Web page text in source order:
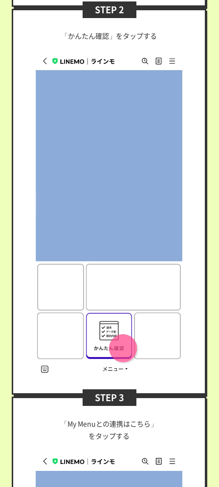
STEP 2
「かんたん確認」をタップする
STEP 3
「My Menuとの連携はこちら」
をタップする